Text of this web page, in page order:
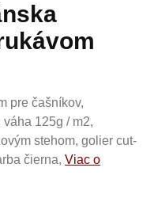
pre čašníkov,
125g / m2,
stehom, golier cut-
čierna, Viac o